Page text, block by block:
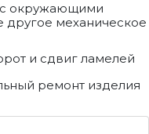
с окружающими
механическое
и сдвиг ламелей
ремонт изделия